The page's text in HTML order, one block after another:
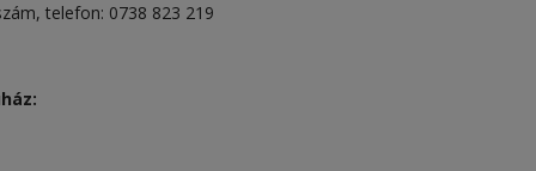
, telefon: 0738 823 219